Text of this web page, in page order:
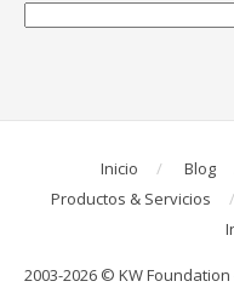
Inicio Blog
Productos & Servicios
2003-2026 © KW